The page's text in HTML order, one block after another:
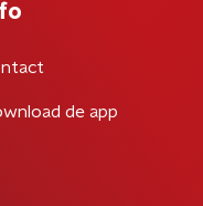
de app